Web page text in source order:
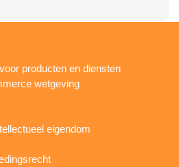
producten en diensten
wetgeving
eigendom